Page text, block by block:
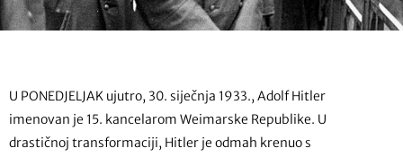
U PONEDJELJAK ujutro, 30. siječnja 1933., Adolf Hitler
imenovan je 15. kancelarom Weimarske Republike. U
drastičnoj transformaciji, Hitler je odmah krenuo s